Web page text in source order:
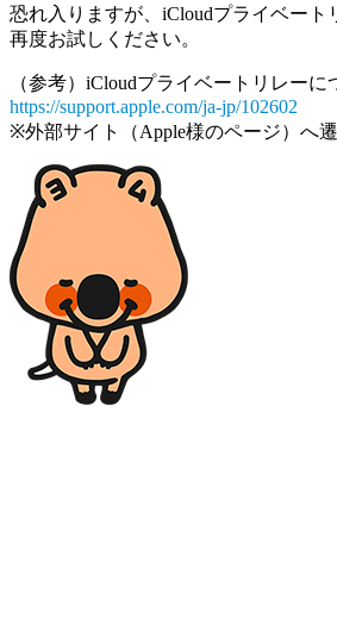
恐れ入りますが、iCloudプライベート
再度お試しください。
（参考）iCloudプライベートリレーに
https://support.apple.com/ja-jp/102602
※外部サイト（Apple様のページ）へ